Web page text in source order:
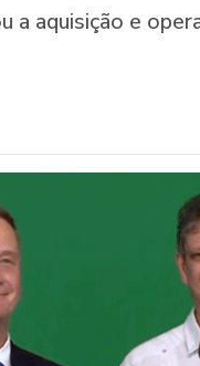
a aquisição e